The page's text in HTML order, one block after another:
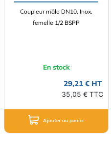
Coupleur mâle DN10. Inox.
femelle 1/2 BSPP
En stock
29,21 € HT
35,05 € TTC
Ajouter au panier